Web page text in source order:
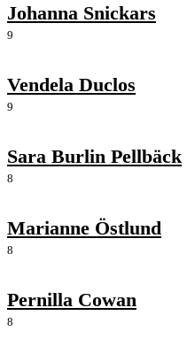
Johanna Snickars
9
Vendela Duclos
9
Sara Burlin Pellbäck
8
Marianne Östlund
8
Pernilla Cowan
8